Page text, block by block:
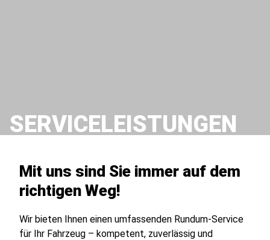
SERVICELEISTUNGEN
Mit uns sind Sie immer auf dem
richtigen Weg!
Wir bieten Ihnen einen umfassenden Rundum-Service
für Ihr Fahrzeug – kompetent, zuverlässig und